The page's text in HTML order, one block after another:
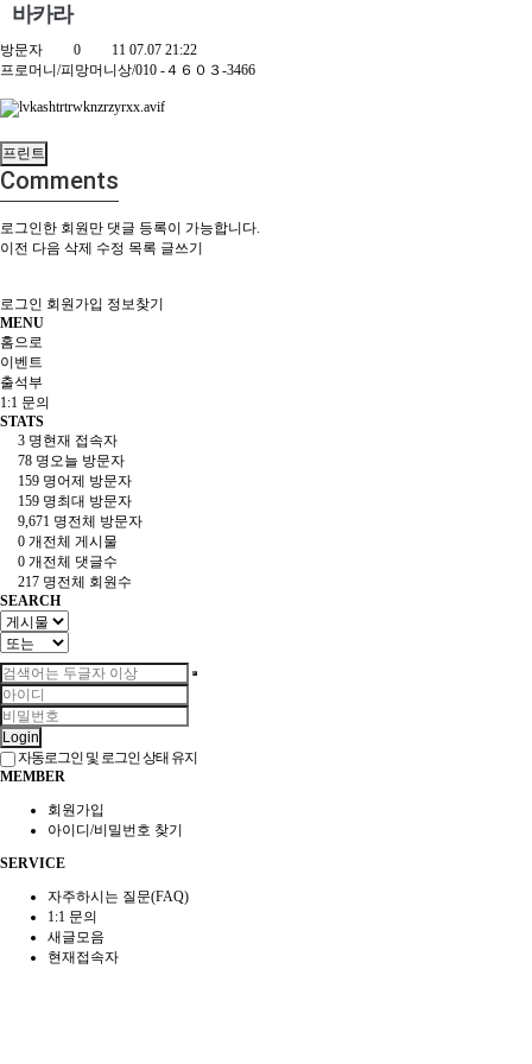
바카라
방문자 0 11 07.07 21:22
프로머니/피망머니상/010 -４６０３-3466
프린트
Comments
로그인한 회원만 댓글 등록이 가능합니다.
이전 다음 삭제 수정 목록 글쓰기
로그인 회원가입 정보찾기
MENU
홈으로
이벤트
출석부
1:1 문의
STATS
3 명현재 접속자
78 명오늘 방문자
159 명어제 방문자
159 명최대 방문자
9,671 명전체 방문자
0 개 전체 게시물
0 개 전체 댓글수
217 명전체 회원수
SEARCH
Login
자동로그인 및 로그인 상태 유지
MEMBER
회원가입
아이디/비밀번호 찾기
SERVICE
자주하시는 질문(FAQ)
1:1 문의
새글모음
현재접속자